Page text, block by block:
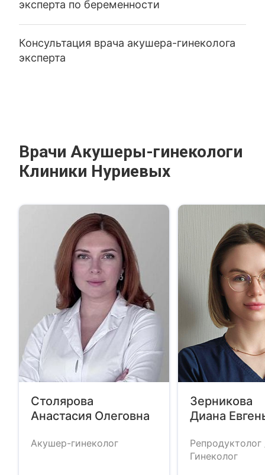
эксперта по беременности
Консультация врача акушера-гинеколога
эксперта
Врачи Акушеры-гинекологи
Клиники Нуриевых
Столярова
Анастасия Олеговна
Акушер-гинеколог
Зерникова
Диана
Репродуктолог
Гинеколог